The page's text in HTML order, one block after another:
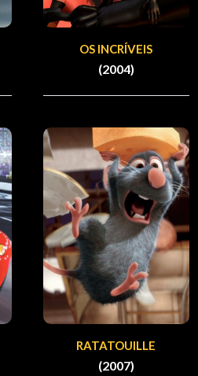
OS INCRÍVEIS
(2004)
RATATOUILLE
(2007)